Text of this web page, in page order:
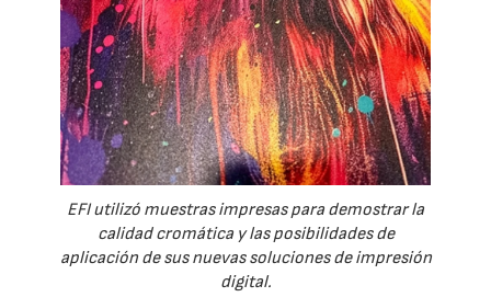
EFI utilizó muestras impresas para demostrar la
calidad cromática y las posibilidades de
aplicación de sus nuevas soluciones de impresión
digital.